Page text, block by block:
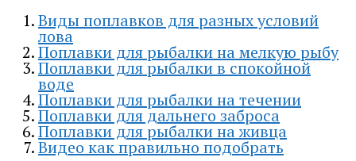
Виды поплавков для разных условий
лова
Поплавки для рыбалки на мелкую рыбу
Поплавки для рыбалки в спокойной
воде
Поплавки для рыбалки на течении
Поплавки для дальнего заброса
Поплавки для рыбалки на живца
Видео как правильно подобрать